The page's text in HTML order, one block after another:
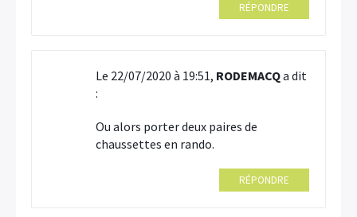
RÉPONDRE
Le 22/07/2020 à 19:51, RODEMACQa dit
:
Ou alors porter deux paires de
chaussettes en rando.
RÉPONDRE